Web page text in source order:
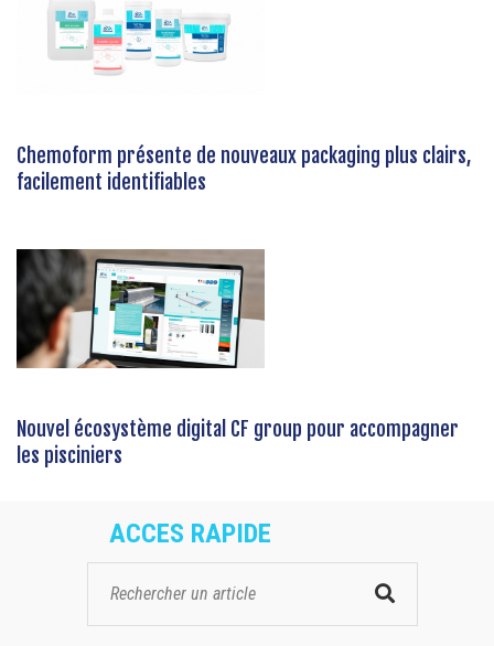
Chemoform présente de nouveaux packaging plus clairs,
facilement identifiables
Nouvel écosystème digital CF group pour accompagner
les pisciniers
ACCES RAPIDE